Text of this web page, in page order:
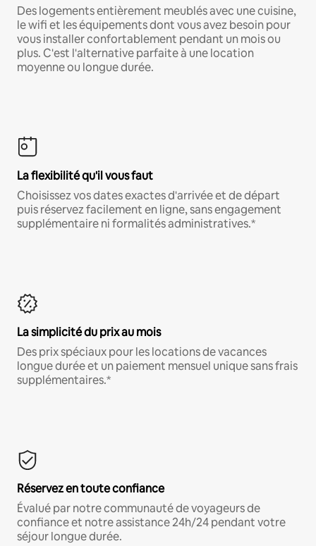
Des logements entièrement meublés avec une cuisine,
le wifi et les équipements dont vous avez besoin pour
vous installer confortablement pendant un mois ou
plus. C'est l'alternative parfaite à une location
moyenne ou longue durée.
La flexibilité qu'il vous faut
Choisissez vos dates exactes d'arrivée et de départ
puis réservez facilement en ligne, sans engagement
supplémentaire ni formalités administratives.*
La simplicité du prix au mois
Des prix spéciaux pour les locations de vacances
longue durée et un paiement mensuel unique sans frais
supplémentaires.*
Réservez en toute confiance
Évalué par notre communauté de voyageurs de
confiance et notre assistance 24h/24 pendant votre
séjour longue durée.